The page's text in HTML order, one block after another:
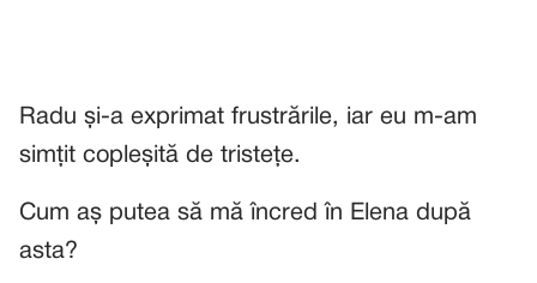
Radu și-a exprimat frustrările, iar eu m-am
simțit copleșită de tristețe.
Cum aș putea să mă încred în Elena după
asta?